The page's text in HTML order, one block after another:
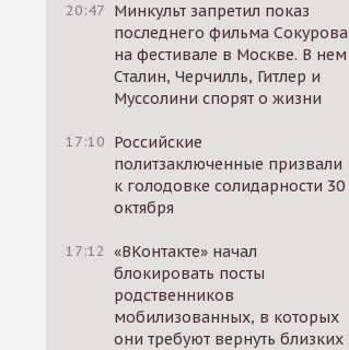
20:47 Минкульт запретил показ
последнего фильма Сокурова
на фестивале в Москве. В нем
Сталин, Черчилль, Гитлер и
Муссолини спорят о жизни
17:10 Российские
политзаключенные призвали
к голодовке солидарности 30
октября
17:12 «ВКонтакте» начал
блокировать посты
родственников
мобилизованных, в которых
они требуют вернуть близких